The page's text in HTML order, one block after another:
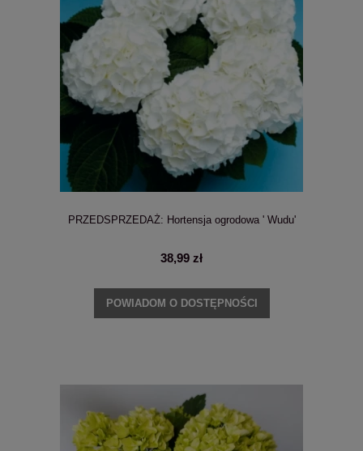
PRZEDSPRZEDAŻ: Hortensja ogrodowa ' Wudu'
38,99 zł
POWIADOM O DOSTĘPNOŚCI